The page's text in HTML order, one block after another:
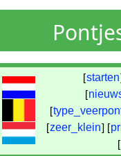
[starten
[
[
[zeer_klein] [
[